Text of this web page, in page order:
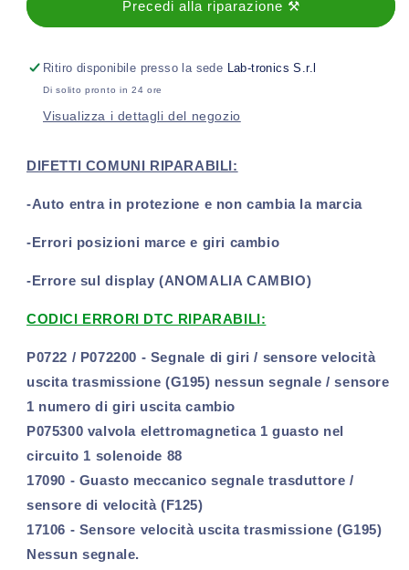
Centralina
Audi
A6
Multitronic
2018)
Revisione
Centralina
Audi
A6
Multitronic
2018)
Precedi alla riparazione ⚒️
Ritiro disponibile presso la sede Lab-tronics S.r.l
Di solito pronto in 24 ore
Visualizza i dettagli del negozio
DIFETTI COMUNI RIPARABILI:
-Auto entra in protezione e non cambia la marcia
-Errori posizioni marce e giri cambio
-Errore sul display (ANOMALIA CAMBIO)
CODICI ERRORI DTC RIPARABILI:
P0722 / P072200 - Segnale di giri / sensore velocità
uscita trasmissione (G195) nessun segnale / sensore
1 numero di giri uscita cambio
P075300 valvola elettromagnetica 1 guasto nel
circuito 1 solenoide 88
17090 - Guasto meccanico segnale trasduttore /
sensore di velocità (F125)
17106 - Sensore velocità uscita trasmissione (G195)
Nessun segnale.